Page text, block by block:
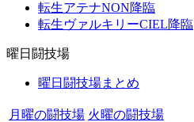
転生アテナNON降臨
転生ヴァルキリーCIEL降臨
曜日闘技場
曜日闘技場まとめ
月曜の闘技場 火曜の闘技場